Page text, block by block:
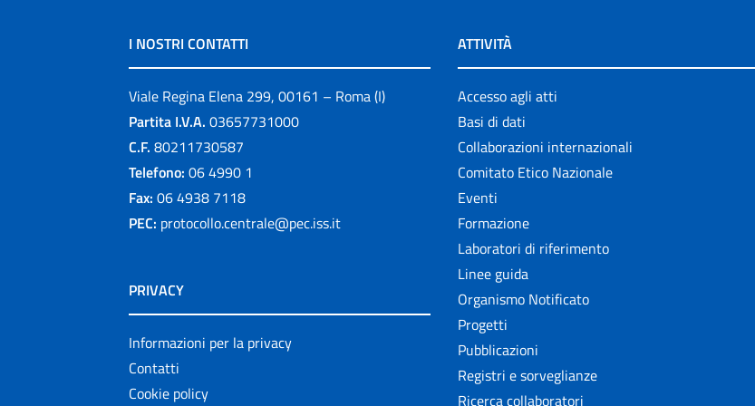
I NOSTRI CONTATTI
Viale Regina Elena 299, 00161 – Roma (I)
Partita I.V.A. 03657731000
C.F. 80211730587
Telefono: 06 4990 1
Fax: 06 4938 7118
PEC: protocollo.centrale@pec.iss.it
PRIVACY
Informazioni per la privacy
Contatti
Cookie policy
ATTIVITÀ
Accesso agli atti
Basi di dati
Collaborazioni internazionali
Comitato Etico Nazionale
Eventi
Formazione
Laboratori di riferimento
Linee guida
Organismo Notificato
Progetti
Pubblicazioni
Registri e sorveglianze
Ricerca collaboratori